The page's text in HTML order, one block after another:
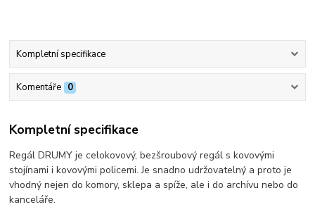
Kompletní specifikace
Komentáře 0
Kompletní specifikace
Regál DRUMY je celokovový, bezšroubový regál s kovovými
stojínami i kovovými policemi. Je snadno udržovatelný a proto je
vhodný nejen do komory, sklepa a spíže, ale i do archívu nebo do
kanceláře.